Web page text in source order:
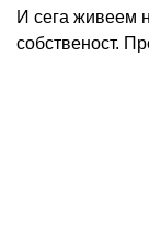
И сега живеем
собственост.